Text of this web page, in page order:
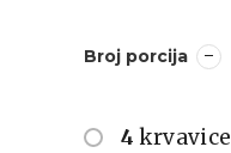
Broj porcija
4 krvavice